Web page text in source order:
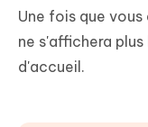
Une fois que
ne s'affichera
d'accueil.